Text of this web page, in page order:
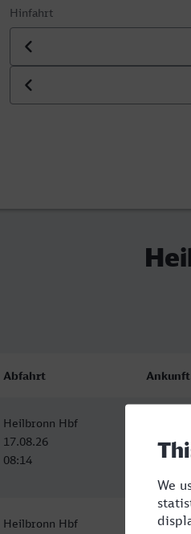
Hinfahrt
Datum der Hinfahrt
Uhrzeit der Hinfahrt
Abfahrt Ankunft
Heilbronn Hbf
17.08.26
08:14
17.08.26
16:58
Heilbronn Hbf
Verona